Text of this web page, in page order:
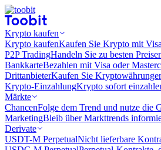
Krypto kaufen
Krypto kaufenKaufen Sie Krypto mit
P2P TradingHandeln Sie zu besten
BankkarteBezahlen mit Visa oder
DrittanbieterKaufen Sie
Krypto-EinzahlungKrypto sofort
Märkte
ChancenFolge dem Trend und nutze die
MarketingBleib über Markttrends
Derivate
USDT-M PerpetualNicht lieferbare